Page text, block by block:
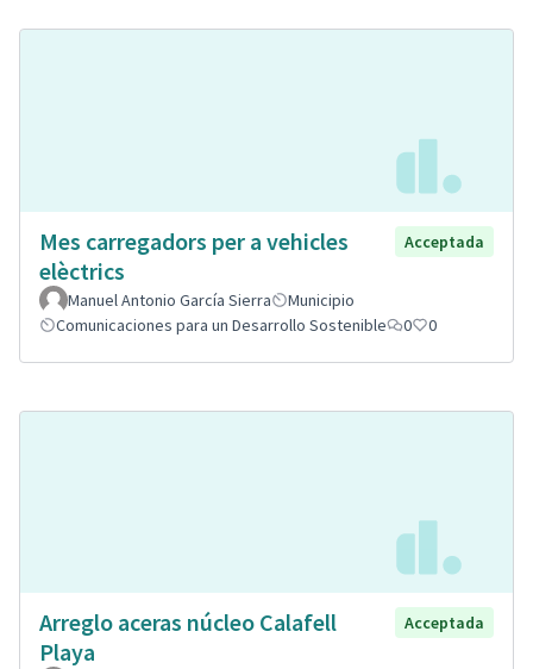
Mes carregadors per a vehicles
elèctrics
Acceptada
Manuel Antonio García Sierra
Municipio
Comunicaciones para un Desarrollo Sostenible
0 0
Arreglo aceras núcleo Calafell
Playa
Acceptada